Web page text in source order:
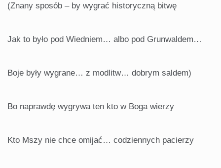
(Znany sposób – by wygrać historyczną bitwę
Jak to było pod Wiedniem… albo pod Grunwaldem…
Boje były wygrane… z modlitw… dobrym saldem)
Bo naprawdę wygrywa ten kto w Boga wierzy
Kto Mszy nie chce omijać… codziennych pacierzy